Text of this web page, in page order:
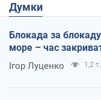
Думки
Блокада за
море – час
Ігор Луценко 1,2 т.